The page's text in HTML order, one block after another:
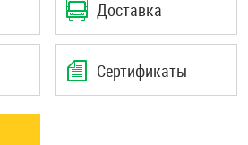
Доставка
Сертификаты